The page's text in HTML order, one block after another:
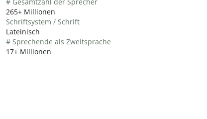
265+ Millionen
Schriftsystem / Schrift
Lateinisch
# Sprechende als Zweitsprache
17+ Millionen